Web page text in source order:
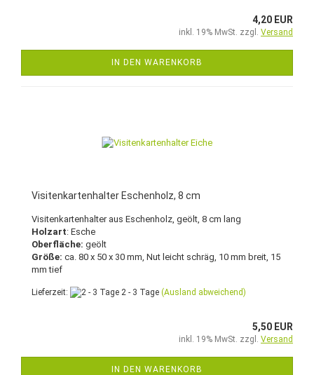
4,20 EUR
inkl. 19% MwSt. zzgl. Versand
IN DEN WARENKORB
Visitenkartenhalter Eschenholz, 8 cm
Visitenkartenhalter aus Eschenholz, geölt, 8 cm lang
Holzart: Esche
Oberfläche: geölt
Größe: ca. 80 x 50 x 30 mm, Nut leicht schräg, 10 mm breit, 15
mm tief
Lieferzeit: 2 - 3 Tage (Ausland abweichend)
5,50 EUR
inkl. 19% MwSt. zzgl. Versand
IN DEN WARENKORB